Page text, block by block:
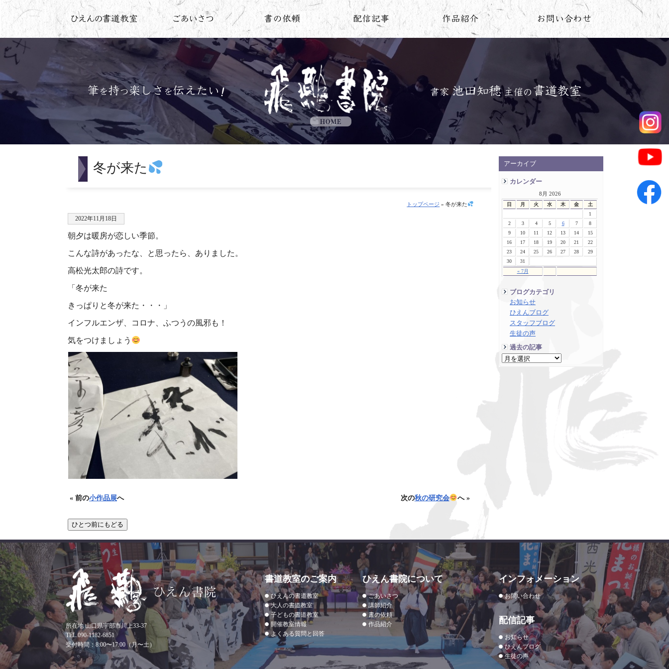
アーカイブ
カレンダー
8月 2026
日 月 火 水 木 金 土
« 7月
1
2
3 4 5 6 7
8
9
10 11 12 13 14
15
16
17 18 19 20 21
22
23
24 25 26 27 28
29
30
31
ブログカテゴリ
お知らせ
ひえんブログ
スタッフブログ
生徒の声
過去の記事
冬が来た
トップページ » 冬が来た
2022年11月18日
朝夕は暖房が恋しい季節。
こんな詩があったな、と思ったら、ありました。
高松光太郎の詩です。
「冬が来た
きっぱりと冬が来た・・・」
インフルエンザ、コロナ、ふつうの風邪も！
気をつけましょう
« 前の小作品展へ 次の秋の研究会 へ »
所在地 山口県宇部市川上33-37
TEL.090-1182-6851
受付時間：8:00〜17:00（月〜土）
書道教室のご案内
ひえんの書道教室
大人の書道教室
子どもの書道教室
開催教室情報
よくある質問と回答
ひえん書院について
ごあいさつ
講師紹介
書の依頼
作品紹介
インフォメーション
お問い合わせ
配信記事
お知らせ
ひえんブログ
生徒の声